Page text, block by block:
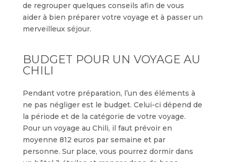
de regrouper quelques conseils afin de vous
aider à bien préparer votre voyage et à passer un
merveilleux séjour.
BUDGET POUR UN VOYAGE AU
CHILI
Pendant votre préparation, l’un des éléments à
ne pas négliger est le budget. Celui-ci dépend de
la période et de la catégorie de votre voyage.
Pour un voyage au Chili, il faut prévoir en
moyenne 812 euros par semaine et par
personne. Sur place, vous pourrez dormir dans